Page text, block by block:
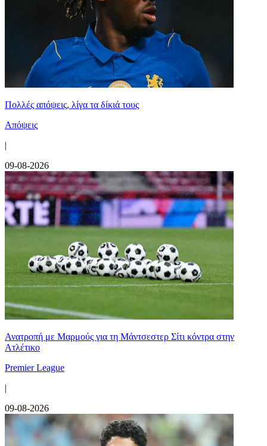
Πολλές απόψεις, λίγα τα δίκιά τους
Απόψεις
|
09-08-2026
Ανατροπή με Μαρμούς για τη Μάντσεστερ Σίτι κόντρα στην
Ατλέτικο
Premier League
|
09-08-2026